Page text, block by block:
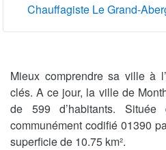
Chauffagiste Le Grand-
Mieux comprendre sa ville à
clés. A ce jour, la ville de
de 599 d’habitants.
communément codifié 01390
superficie de 10.75 km².